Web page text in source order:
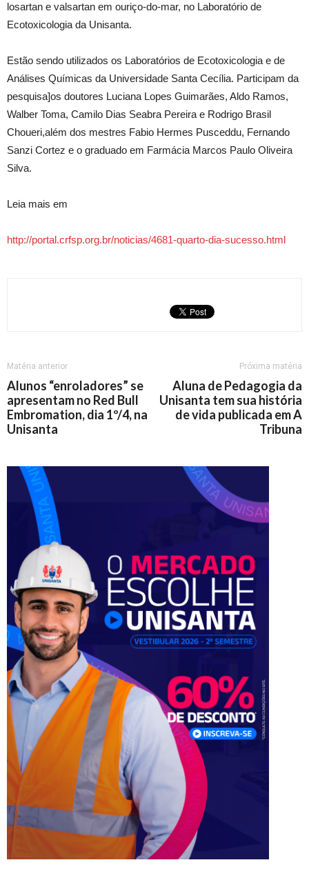
losartan e valsartan em ouriço-do-mar, no Laboratório de
Ecotoxicologia da Unisanta.
Estão sendo utilizados os Laboratórios de Ecotoxicologia e de
Análises Químicas da Universidade Santa Cecília. Participam da
pesquisa]os doutores Luciana Lopes Guimarães, Aldo Ramos,
Walber Toma, Camilo Dias Seabra Pereira e Rodrigo Brasil
Choueri,além dos mestres Fabio Hermes Pusceddu, Fernando
Sanzi Cortez e o graduado em Farmácia Marcos Paulo Oliveira
Silva.
Leia mais em
http://portal.crfsp.org.br/noticias/4681-quarto-dia-sucesso.html
Matéria anterior
Alunos “enroladores” se
apresentam no Red Bull
Embromation, dia 1º/4, na
Unisanta
Próxima matéria
Aluna de Pedagogia da
Unisanta tem sua história
de vida publicada em A
Tribuna